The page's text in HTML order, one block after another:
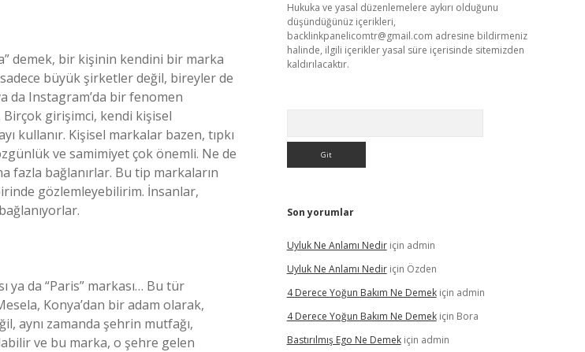
demek, bir kişinin kendini bir marka
büyük şirketler değil, bireyler de
da Instagram’da bir fenomen
girişimci, kendi kişisel
kullanır. Kişisel markalar bazen, tıpkı
ve samimiyet çok önemli. Ne de
fazla bağlanırlar. Bu tip markaların
gözlemleyebilirim. İnsanlar,
ya da “Paris” markası… Bu tür
Konya’dan bir adam olarak,
aynı zamanda şehrin mutfağı,
ve bu marka, o şehre gelen
Hukuka ve yasal düzenlemelere aykırı olduğunu
düşündüğünüz içerikleri,
backlinkpanelicomtr@gmail.com adresine bildirmeniz
halinde, ilgili içerikler yasal süre içerisinde sitemizden
kaldırılacaktır.
Son yorumlar
Uyluk Ne Anlamı Nediriçin admin
Uyluk Ne Anlamı Nediriçin Özden
4 Derece Yoğun Bakım Ne Demekiçin admin
4 Derece Yoğun Bakım Ne Demekiçin Bora
Bastırılmış Ego Ne Demekiçin admin